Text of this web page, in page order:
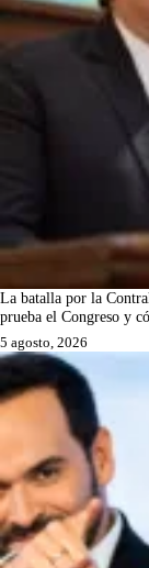
La batalla por la
prueba el Congreso y
5 agosto, 2026